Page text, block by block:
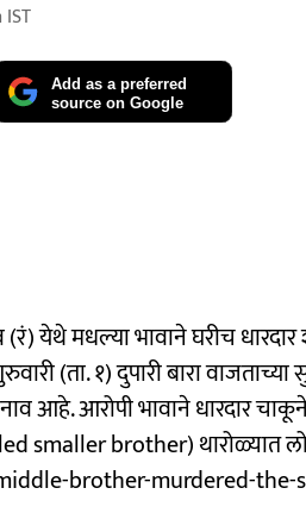
IST
Add as a preferred
source on Google
येथे मधल्या भावाने घरीच
(ता. १) दुपारी बारा
आहे. आरोपी भावाने धारदार
smaller brother) थारोळ्यात
middle-brother-murdered-